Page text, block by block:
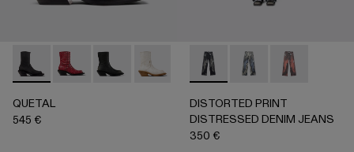
QUETAL - A700021-001 - Stivali in nabuk neri
QUETAL - A700021-008
QUETAL - A700021-007
QUETAL - A700021-004
QUETAL - A700021-003
QUETAL - A700021-002
QUETAL
545 €
DISTORTED PRINT
DISTORTED
DISTORTED PRINT
DISTRESSED DENIM JEANS
350 €